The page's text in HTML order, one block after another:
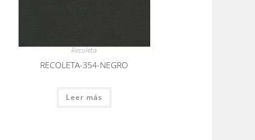
Recoleta
RECOLETA-354-NEGRO
Leer más